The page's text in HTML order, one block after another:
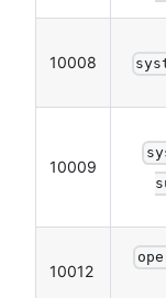
10008
10009
10012